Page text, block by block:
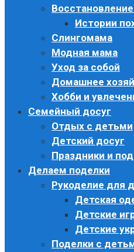
Истории
Слингомама
Модная мама
Уход за собой
Домашнее
Хобби и
Семейный досуг
Отдых с детьми
Детский досуг
Праздники и
Делаем поделки
Рукоделие для
Детская
Детские
Детские
Поделки с